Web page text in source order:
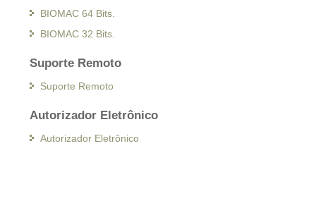
BIOMAC 64 Bits.
BIOMAC 32 Bits.
Suporte Remoto
Suporte Remoto
Autorizador Eletrônico
Autorizador Eletrônico